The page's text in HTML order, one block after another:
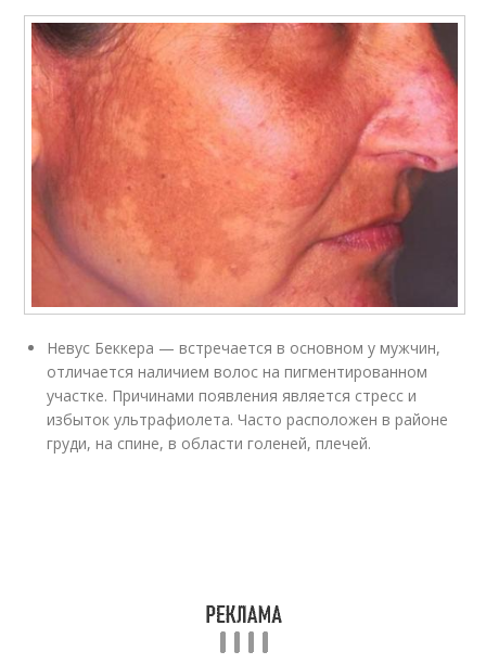
Невус Беккера — встречается в основном у мужчин,
отличается наличием волос на пигментированном
участке. Причинами появления является стресс и
избыток ультрафиолета. Часто расположен в районе
груди, на спине, в области голеней, плечей.